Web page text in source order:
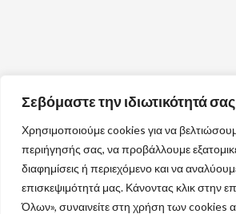
Σεβόμαστε την ιδιωτικότητά σας
Χρησιμοποιούμε cookies για να
περιήγησής σας, να προβάλλουμε
διαφημίσεις ή περιεχόμενο και να
επισκεψιμότητά μας. Κάνοντας κλικ στην
Όλων», συναινείτε στη χρήση των cookies